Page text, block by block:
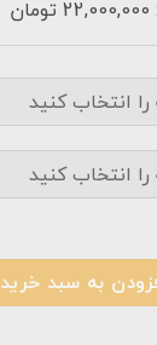
: 22,000,000 تومان
به سبد خرید